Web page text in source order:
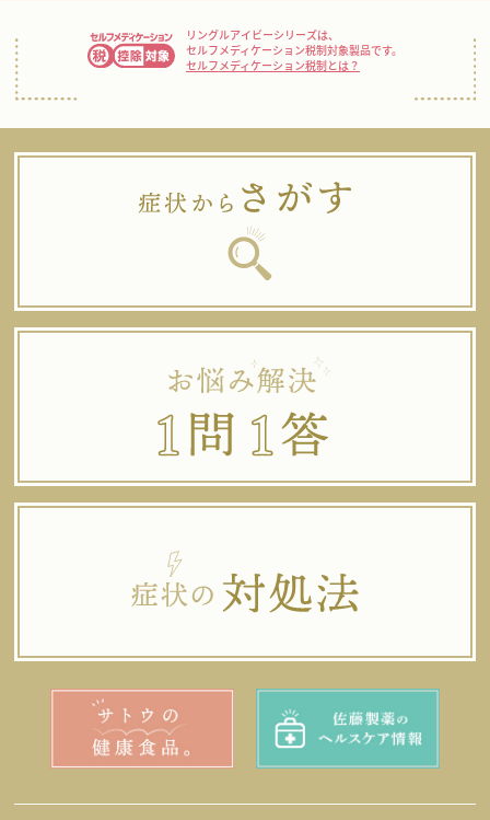
リングルアイビーシリーズは、
セルフメディケーション税制対象製品です。
セルフメディケーション税制とは？